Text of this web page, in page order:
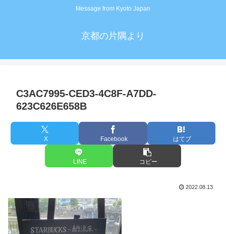
Message from Kyoto Japan
京都の片隅より
C3AC7995-CED3-4C8F-A7DD-
623C626E658B
X Facebook はてブ
LINE コピー
2022.08.13